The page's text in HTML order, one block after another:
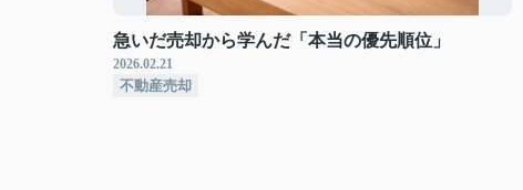
急いだ売却から学んだ「本当の優先順位」
2026.02.21
不動産売却